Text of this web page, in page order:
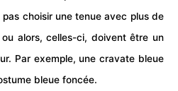
choisir une tenue avec plus de
alors, celles-ci, doivent être un
Par exemple, une cravate bleue
bleue foncée.